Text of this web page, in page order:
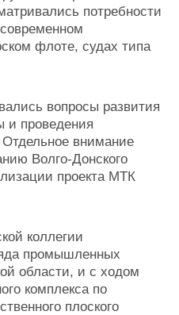
Форум
Отзывы
Все службы
потребности
флоте, судах типа
вопросы развития
и проведения
внимание
Волго-Донского
проекта МТК
коллегии
промышленных
области, и с ходом
комплекса по
плоского